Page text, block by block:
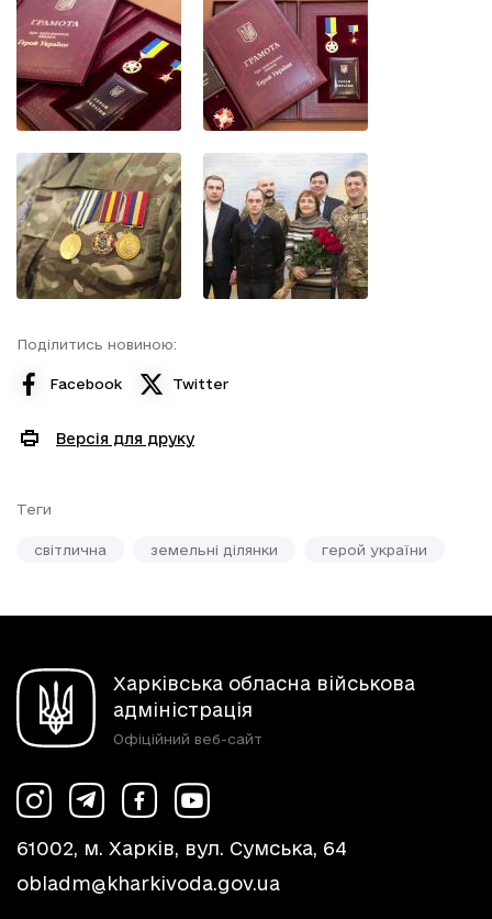
Поділитись новиною:
Facebook Twitter
Версія для друку
Теги
світлична земельні ділянки герой україни
Харківська обласна військова
адміністрація
Офіційний веб-сайт
61002, м. Харків, вул. Сумська, 64
obladm@kharkivoda.gov.ua